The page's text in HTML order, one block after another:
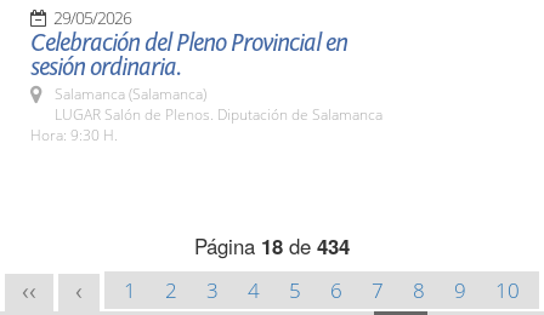
29/05/2026
Celebración del Pleno Provincial en
sesión ordinaria.
Salamanca (Salamanca)
LUGAR Salón de Plenos. Diputación de Salamanca
Hora: 9:30 H.
Página 18 de 434
<< < 1 2 3 4 5 6 7 8 9
10